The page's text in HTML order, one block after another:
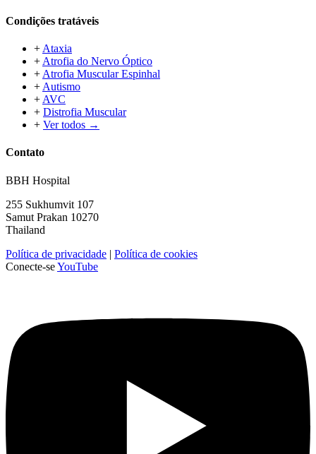
Condições tratáveis
+ Ataxia
+ Atrofia do Nervo Óptico
+ Atrofia Muscular Espinhal
+ Autismo
+ AVC
+ Distrofia Muscular
+ Ver todos →
Contato
BBH Hospital
255 Sukhumvit 107
Samut Prakan 10270
Thailand
Política de privacidade | Política de cookies
Conecte-seYouTube